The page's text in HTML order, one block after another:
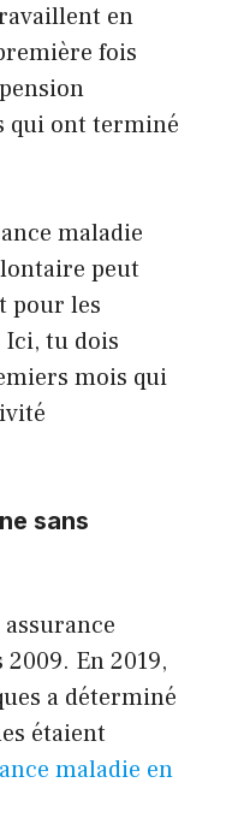
en
fois
qui ont terminé
maladie
peut
pour les
tu dois
mois qui
sans
assurance
En 2019,
a déterminé
étaient
maladie en